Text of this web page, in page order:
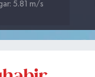
5.81 m/s